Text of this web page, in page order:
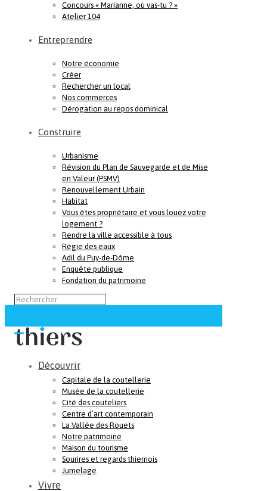
Concours « Marianne, où vas-tu ? »
Atelier 104
Entreprendre
Notre économie
Créer
Rechercher un local
Nos commerces
Dérogation au repos dominical
Construire
Urbanisme
Révision du Plan de Sauvegarde et de Mise
en Valeur (PSMV)
Renouvellement Urbain
Habitat
Vous êtes propriétaire et vous louez votre
logement ?
Rendre la ville accessible à tous
Régie des eaux
Adil du Puy-de-Dôme
Enquête publique
Fondation du patrimoine
Découvrir
Capitale de la coutellerie
Musée de la coutellerie
Cité des couteliers
Centre d’art contemporain
La Vallée des Rouets
Notre patrimoine
Maison du tourisme
Sourires et regards thiernois
Jumelage
Vivre